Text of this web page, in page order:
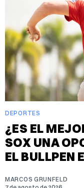
DEPORTES
¿ES EL
SOX UNA
EL BULLPEN
MARCOS GRUNFELD